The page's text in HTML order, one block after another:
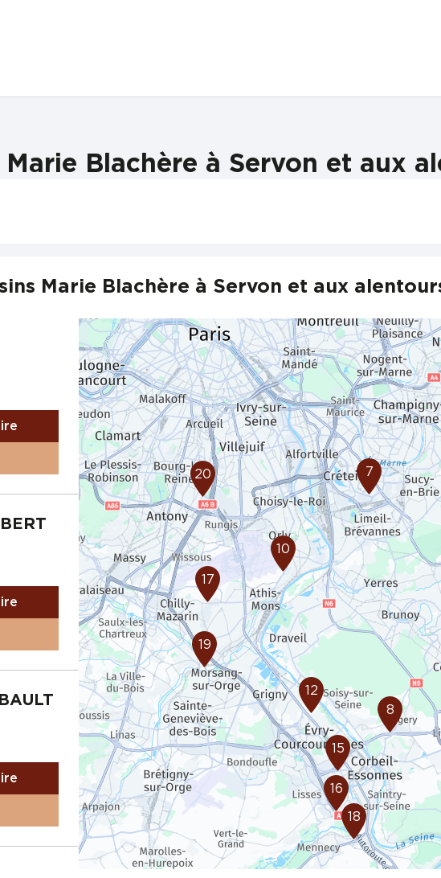
Marie Blachère à Servon et aux
Marie Blachère à Servon et aux
20
19
17
8
18
16
15
12
10
7